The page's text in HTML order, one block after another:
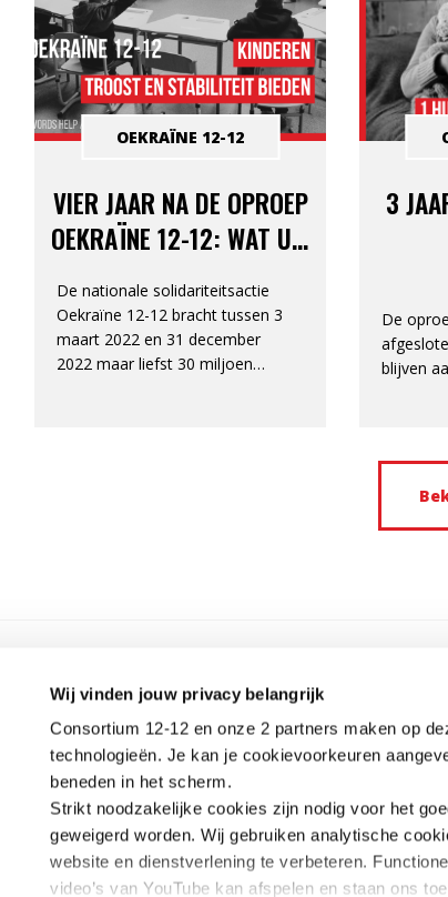
Wij vinden jouw privacy belangrijk
Consortium 12-12 en onze 2 partners maken op
technologieën. Je kan je cookievoorkeuren
beneden in het scherm.
Strikt noodzakelijke cookies zijn nodig voor het
geweigerd worden. Wij gebruiken analytische
website en dienstverlening te verbeteren.
video’s van YouTube kan afspelen en staan ons
VIER JAAR NA DE OPROEP
OEKRAÏNE 12-12: WAT UW
De nationale solidariteitsactie
Oekraïne 12-12 bracht tussen 3
maart 2022 en 31 december
2022 maar liefst 30 miljoen
OEKRAÏNE 12-12
3
De
blijven
OVER CONSORTIUM 12-12
Consortium 12-12 verenigt 5 humanitaire
organisaties die hun fondsenwerving in
coördineren tijdens ernstige crises of